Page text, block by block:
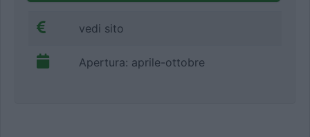
vedi sito
Apertura: aprile-ottobre